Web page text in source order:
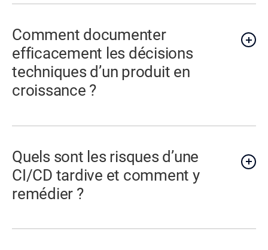
Comment documenter
efficacement les décisions
techniques d’un produit en
croissance ?
Quels sont les risques d’une
CI/CD tardive et comment y
remédier ?